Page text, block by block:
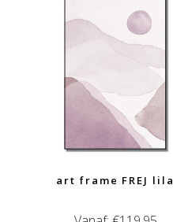
art frame FREJ lila